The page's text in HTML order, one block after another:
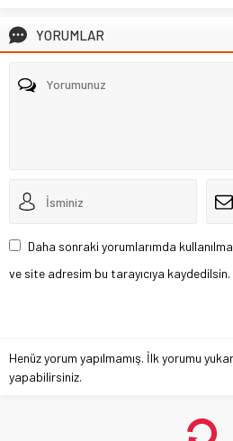
YORUMLAR
Daha sonraki yorumlarımda
ve site adresim bu tarayıcıya kaydedilsin.
Henüz yorum yapılmamış. İlk yorumu
yapabilirsiniz.